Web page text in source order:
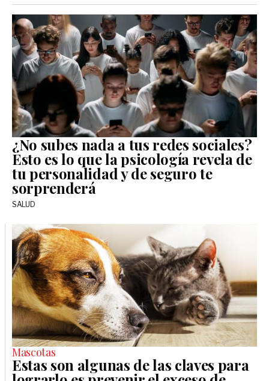
¿No subes nada a tus redes sociales?
Esto es lo que la psicología revela de
tu personalidad y de seguro te
sorprenderá
SALUD
Estas son algunas de las claves para
Mascotas